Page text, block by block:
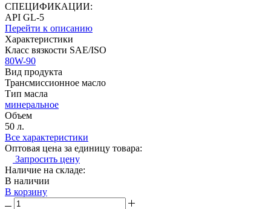
СПЕЦИФИКАЦИИ:
API GL-5
Перейти к описанию
Характеристики
Класс вязкости SAE/ISO
80W-90
Вид продукта
Трансмиссионное масло
Тип масла
минеральное
Объем
50 л.
Все характеристики
Оптовая цена за единицу товара:
Запросить цену
Наличие на складе:
В наличии
В корзину